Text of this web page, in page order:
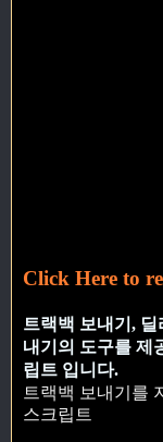
Click Here to
트랙백 보내기,
내기의 도구를 제
립트 입니다.
트랙백 보내기를
스크립트